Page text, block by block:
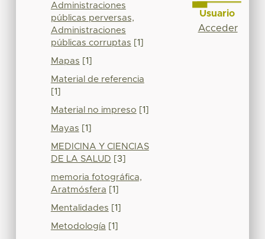
Administraciones
públicas perversas,
Administraciones
públicas corruptas [1]
Mapas [1]
Material de referencia
[1]
Material no impreso [1]
Mayas [1]
MEDICINA Y CIENCIAS
DE LA SALUD [3]
memoria fotográfica,
Aratmósfera [1]
Mentalidades [1]
Metodología [1]
Usuario
Acceder